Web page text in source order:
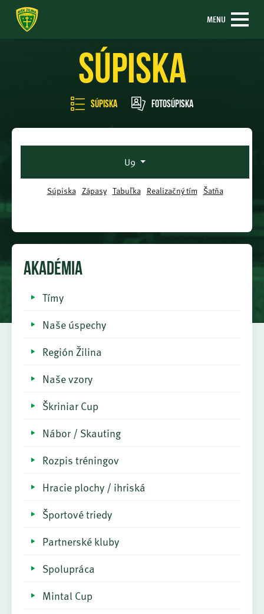
MENU
Súpiska
Súpiska Fotosúpiska
U9
Súpiska Zápasy Tabuľka Realizačný tím Šatňa
AKADÉMIA
Tímy
Naše úspechy
Región Žilina
Naše vzory
Škriniar Cup
Nábor / Skauting
Rozpis tréningov
Hracie plochy / ihriská
Športové triedy
Partnerské kluby
Spolupráca
Mintal Cup